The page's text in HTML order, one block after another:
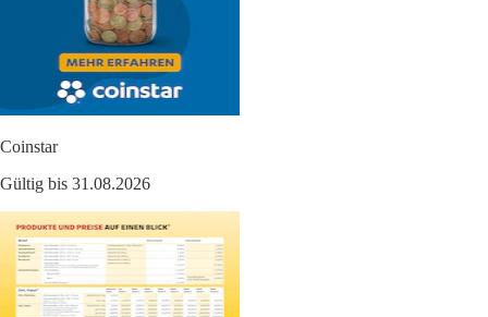
Coinstar
Gültig bis 31.08.2026